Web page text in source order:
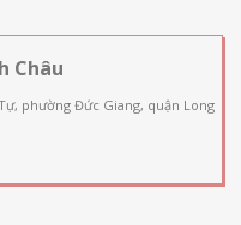
Châu
phường Đức Giang, quận Long